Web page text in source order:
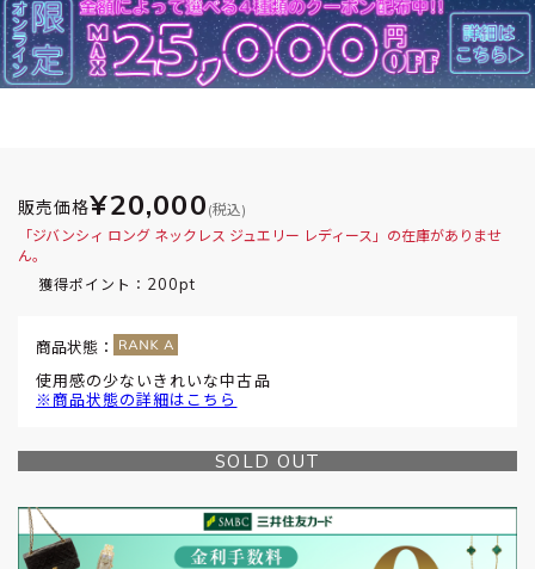
販売価格¥20,000 (税込)
「ジバンシィ ロング ネックレス ジュエリー レディース」の在庫がありませ
ん。
獲得ポイント： 200pt
商品状態：
使用感の少ないきれいな中古品
※商品状態の詳細はこちら
SOLD OUT